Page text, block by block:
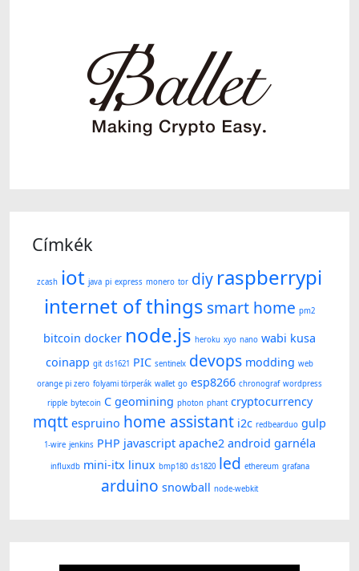
Címkék
zcash iot java pi express monero tor diy raspberrypi
internet of things smart home pm2
bitcoin docker node.js heroku xyo nano wabi kusa
coinapp git ds1621 PIC sentinelx devops modding web
orange pi zero folyami törperák wallet go esp8266 chronograf wordpress
ripple bytecoin C geomining photon phant cryptocurrency
mqtt espruino home assistant i2c redbearduo gulp
1-wire jenkins PHP javascript apache2 android garnéla
influxdb mini-itx linux bmp180 ds1820 led ethereum grafana
arduino snowball node-webkit